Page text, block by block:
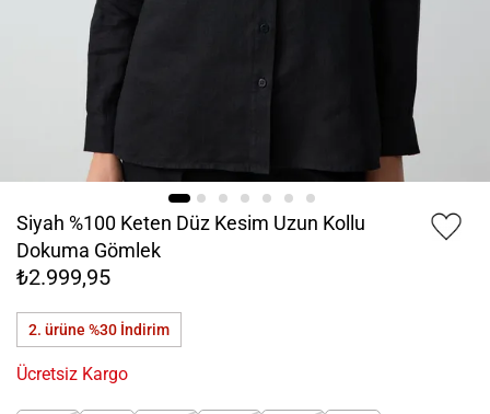
Siyah %100 Keten Düz Kesim Uzun Kollu
Dokuma Gömlek
₺2.999,95
2. ürüne %30 İndirim
Ücretsiz Kargo